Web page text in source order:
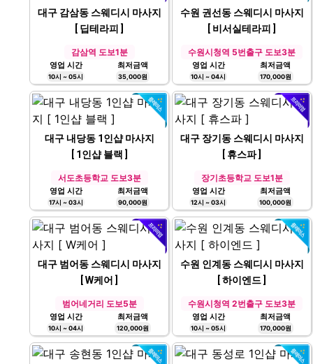
대구 감삼동 스웨디시 마사지
[ 딥테라피 ]
감삼역 도보1분
영업 시간
10시 ~ 05시
최저금액
수원 권선동 스웨디시 마사지
[ 비서실테라피 ]
수원시청역 5번출구 도보3분
영업 시간
10시 ~ 04시
최저금액
대구 내당동 1인샵 마사지
[ 1인샵 블랙 ]
서도초등학교 도보3분
영업 시간
17시 ~ 03시
최저금액
대구 장기동 스웨디시 마사지
[ 휴스파 ]
장기초등학교 도보1분
영업 시간
12시 ~ 03시
최저금액
대구 범어동 스웨디시 마사지
[ W케어 ]
범어네거리 도보5분
영업 시간 최저금액
수원 인계동 스웨디시 마사지
[ 하이엔드 ]
수원시청역 2번출구 도보3분
영업 시간 최저금액